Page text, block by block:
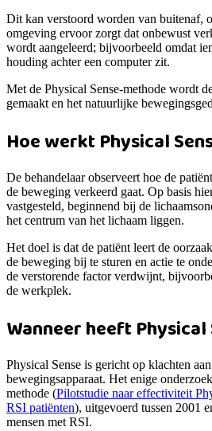
Dit kan verstoord worden van buitenaf,
omgeving ervoor zorgt dat onbewust
wordt aangeleerd; bijvoorbeeld omdat
houding achter een computer zit.
Met de Physical Sense-methode wordt
gemaakt en het natuurlijke
Hoe werkt Physical
De behandelaar observeert hoe de
de beweging verkeerd gaat. Op basis
vastgesteld, beginnend bij de
het centrum van het lichaam liggen.
Het doel is dat de patiënt leert de
de beweging bij te sturen en actie te
de verstorende factor verdwijnt,
de werkplek.
Wanneer heeft Physical
Physical Sense is gericht op klachten
bewegingsapparaat. Het enige
methode (Pilotstudie naar effectiviteit
RSI patiënten), uitgevoerd tussen 2001
mensen met RSI.